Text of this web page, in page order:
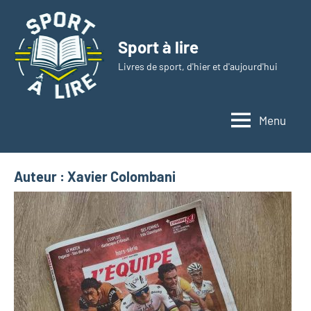
contenu
Sport à lire
Livres de sport, d'hier et d'aujourd'hui
Menu
Auteur : Xavier Colombani